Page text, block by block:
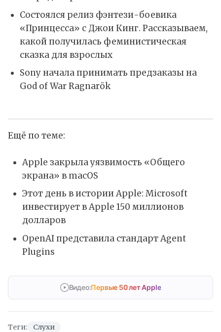
Состоялся релиз фэнтези-боевика
«Принцесса» с Джои Кинг. Рассказываем,
какой получилась феминистическая
сказка для взрослых
Sony начала принимать предзаказы на
God of War Ragnarök
Ещё по теме:
Apple закрыла уязвимость «Общего
экрана» в macOS
Этот день в истории Apple: Microsoft
инвестирует в Apple 150 миллионов
долларов
OpenAI представила стандарт Agent
Plugins
Видео:Первые 50 лет Apple
Теги: Слухи